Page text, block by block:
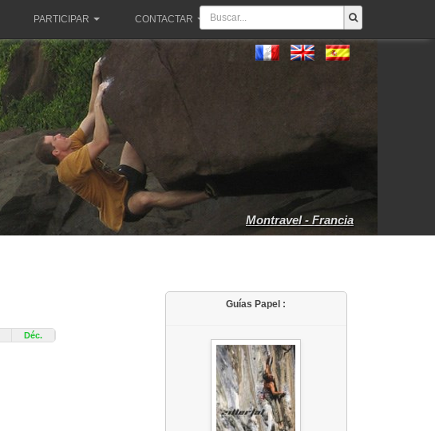
PARTICIPAR CONTACTAR
Montravel - Francia
Déc.
Guías Papel :